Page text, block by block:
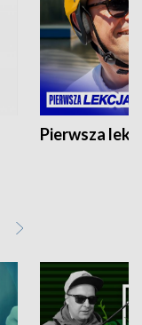
Pierwsza